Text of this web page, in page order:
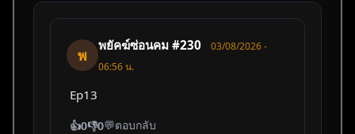
พ
พยัคฆ์ซ่อนคม #230
03/08/2026 -
06:56 น.
Ep13
👍0👎0💬ตอบกลับ